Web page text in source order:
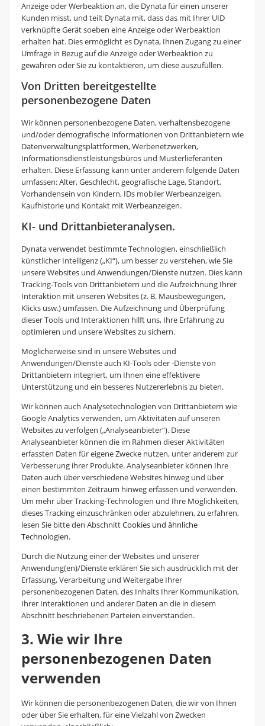
Anzeige oder Werbeaktion an, die Dynata für einen unserer
Kunden misst, und teilt Dynata mit, dass das mit Ihrer UID
verknüpfte Gerät soeben eine Anzeige oder Werbeaktion
erhalten hat. Dies ermöglicht es Dynata, Ihnen Zugang zu einer
Umfrage in Bezug auf die Anzeige oder Werbeaktion zu
gewähren oder Sie zu kontaktieren, um diese auszufüllen.
Von Dritten bereitgestellte
personenbezogene Daten
Wir können personenbezogene Daten, verhaltensbezogene
und/oder demografische Informationen von Drittanbietern wie
Datenverwaltungsplattformen, Werbenetzwerken,
Informationsdienstleistungsbüros und Musterlieferanten
erhalten. Diese Erfassung kann unter anderem folgende Daten
umfassen: Alter, Geschlecht, geografische Lage, Standort,
Vorhandensein von Kindern, IDs mobiler Werbeanzeigen,
Kaufhistorie und Kontakt mit Werbeanzeigen.
KI- und Drittanbieteranalysen.
Dynata verwendet bestimmte Technologien, einschließlich
künstlicher Intelligenz („KI“), um besser zu verstehen, wie Sie
unsere Websites und Anwendungen/Dienste nutzen. Dies kann
Tracking-Tools von Drittanbietern und die Aufzeichnung Ihrer
Interaktion mit unseren Websites (z. B. Mausbewegungen,
Klicks usw.) umfassen. Die Aufzeichnung und Überprüfung
dieser Tools und Interaktionen hilft uns, Ihre Erfahrung zu
optimieren und unsere Websites zu sichern.
Möglicherweise sind in unsere Websites und
Anwendungen/Dienste auch KI-Tools oder -Dienste von
Drittanbietern integriert, um Ihnen eine effektivere
Unterstützung und ein besseres Nutzererlebnis zu bieten.
Wir können auch Analysetechnologien von Drittanbietern wie
Google Analytics verwenden, um Aktivitäten auf unseren
Websites zu verfolgen („Analyseanbieter“). Diese
Analyseanbieter können die im Rahmen dieser Aktivitäten
erfassten Daten für eigene Zwecke nutzen, unter anderem zur
Verbesserung ihrer Produkte. Analyseanbieter können Ihre
Daten auch über verschiedene Websites hinweg und über
einen bestimmten Zeitraum hinweg erfassen und verwenden.
Um mehr über Tracking-Technologien und Ihre Möglichkeiten,
dieses Tracking einzuschränken oder abzulehnen, zu erfahren,
lesen Sie bitte den AbschnittCookies und ähnliche
Technologien.
Durch die Nutzung einer der Websites und unserer
Anwendung(en)/Dienste erklären Sie sich ausdrücklich mit der
Erfassung, Verarbeitung und Weitergabe Ihrer
personenbezogenen Daten, des Inhalts Ihrer Kommunikation,
Ihrer Interaktionen und anderer Daten an die in diesem
Abschnitt beschriebenen Parteien einverstanden.
3. Wie wir Ihre
personenbezogenen Daten
verwenden
Wir können die personenbezogenen Daten, die wir von Ihnen
oder über Sie erhalten, für eine Vielzahl von Zwecken